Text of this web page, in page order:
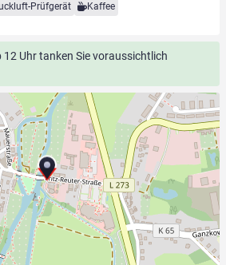
Prüfgerät Kaffee
12 Uhr tanken Sie voraussichtlich